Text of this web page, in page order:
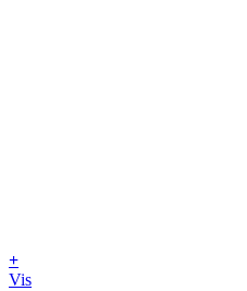
+
Vis